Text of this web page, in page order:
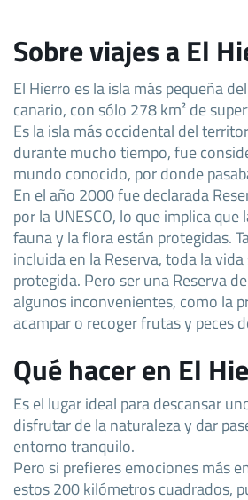
Sobre viajes a El
El Hierro es la isla más pequeña
canario, con sólo 278 km² de
Es la isla más occidental del
durante mucho tiempo, fue
mundo conocido, por donde
En el año 2000 fue declarada
por la UNESCO, lo que implica
fauna y la flora están protegidas.
incluida en la Reserva, toda la
protegida. Pero ser una Reserva
algunos inconvenientes, como la
acampar o recoger frutas y peces
Qué hacer en El
Es el lugar ideal para descansar
disfrutar de la naturaleza y dar
entorno tranquilo.
Pero si prefieres emociones más
estos 200 kilómetros cuadrados,